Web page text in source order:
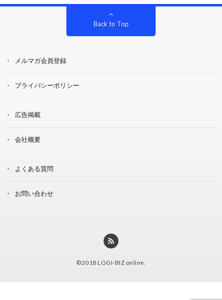
Back to Top
メルマガ会員登録
プライバシーポリシー
広告掲載
会社概要
よくある質問
お問い合わせ
©2018 LOGI-BIZ online.